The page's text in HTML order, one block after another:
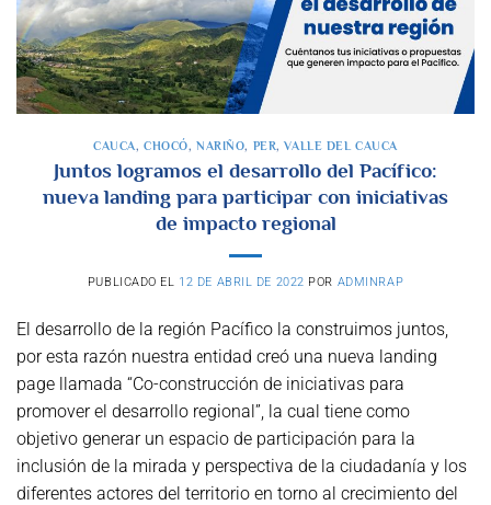
CAUCA,CHOCÓ,NARIÑO, PER,VALLE DEL CAUCA
Juntos logramos el desarrollo del Pacífico:
nueva landing para participar con iniciativas
de impacto regional
PUBLICADO EL 12 DE ABRIL DE 2022 POR ADMINRAP
El desarrollo de la región Pacífico la construimos juntos,
por esta razón nuestra entidad creó una nueva landing
page llamada “Co-construcción de iniciativas para
promover el desarrollo regional”, la cual tiene como
objetivo generar un espacio de participación para la
inclusión de la mirada y perspectiva de la ciudadanía y los
diferentes actores del territorio en torno al crecimiento del